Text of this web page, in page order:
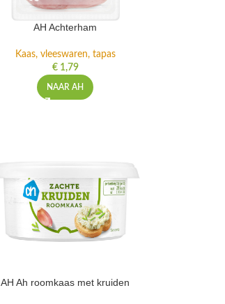
AH Achterham
Kaas, vleeswaren, tapas
€1,79
NAAR AH
AH Ah roomkaas met kruiden